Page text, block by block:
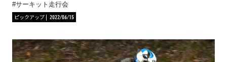
サーキット走行会
ピックアップ
2022/06/15